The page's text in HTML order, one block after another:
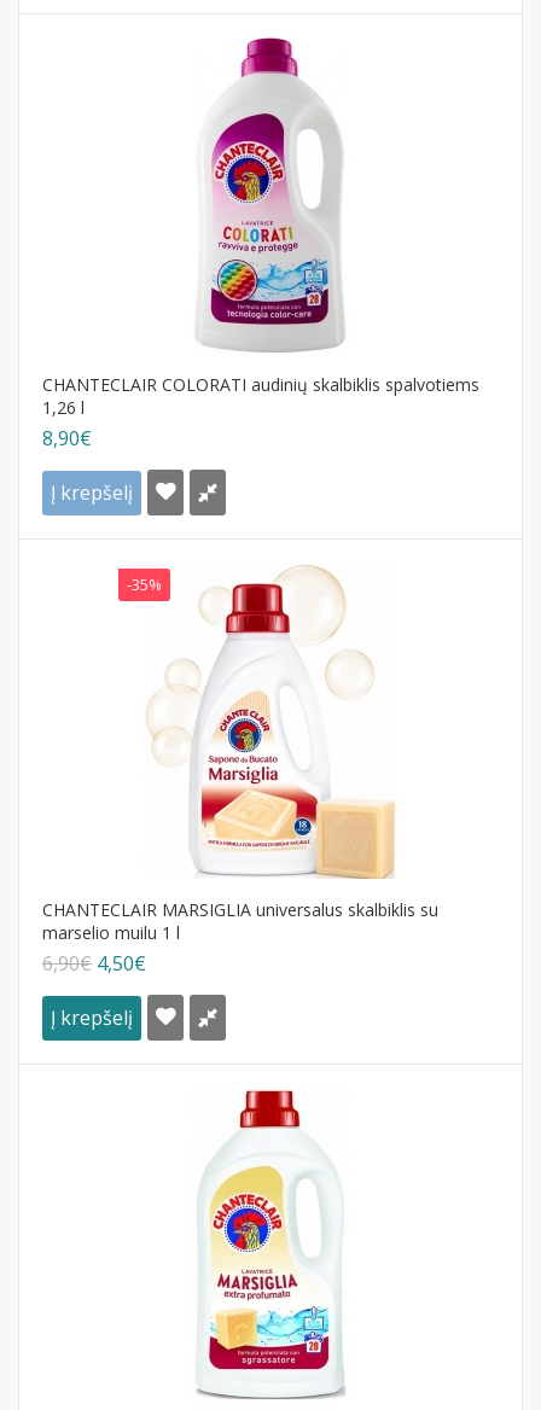
CHANTECLAIR COLORATI audinių skalbiklis spalvotiems
1,26 l
8,90€
Į krepšelį
-35%
CHANTECLAIR MARSIGLIA universalus skalbiklis su
marselio muilu 1 l
6,90€ 4,50€
Į krepšelį